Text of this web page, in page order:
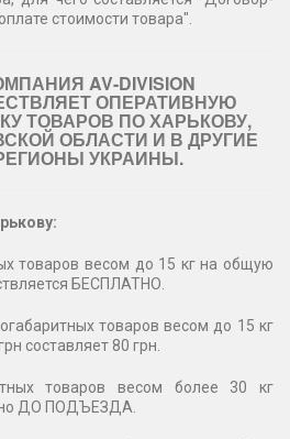
стоимости товара".
AV-DIVISION
ОПЕРАТИВНУЮ
ТОВАРОВ ПО ХАРЬКОВУ,
ОБЛАСТИ И В ДРУГИЕ
УКРАИНЫ.
товаров весом до 15 кг на общую
БЕСПЛАТНО.
товаров весом до 15 кг
составляет 80 грн.
товаров весом более 30 кг
ДО ПОДЪЕЗДА.